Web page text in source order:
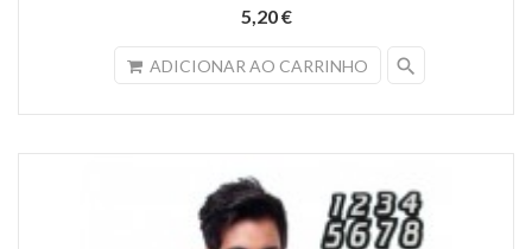
5,20 €
ADICIONAR AO CARRINHO search